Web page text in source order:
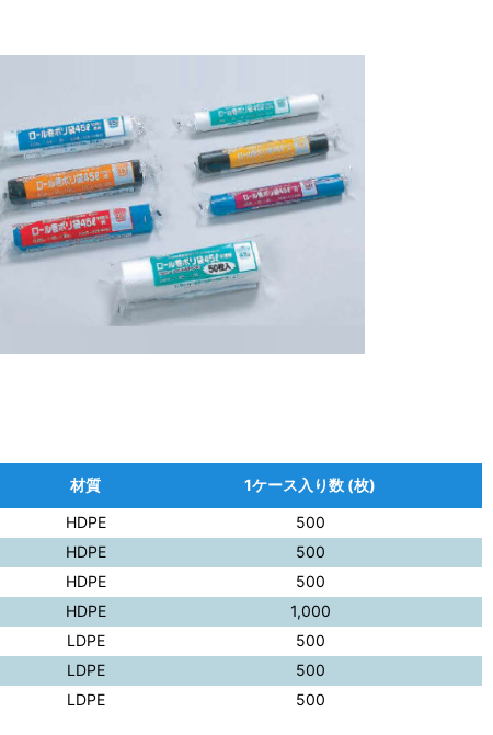
材質
1ケース入り数 (枚)
HDPE
500
HDPE
500
HDPE
500
HDPE
1,000
LDPE
500
LDPE
500
LDPE 500